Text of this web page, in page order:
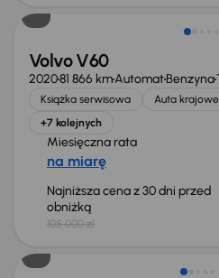
Volvo V60
202081 866 kmAutomatBenzyna
Książka serwisowa Auta krajowe
+7 kolejnych
Miesięczna rata
na miarę
Najniższa cena z 30 dni przed
obniżką
105 000 zł
Taniej o 1 000 zł